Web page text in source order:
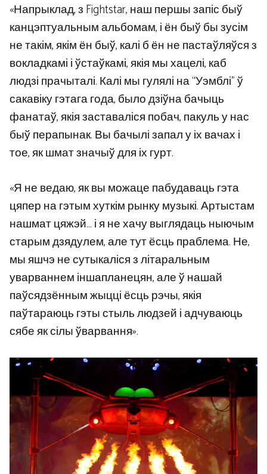
«Напрыклад, з Fightstar, наш першы запіс быў
канцэптуальным альбомам, і ён быў бы зусім
не такім, якім ён быў, калі б ён не пастаўляўся з
вокладкамі і ўстаўкамі, якія мы хацелі, каб
людзі прачыталі. Калі мы гулялі на “Уэмблі” ў
сакавіку гэтага года, было дзіўна бачыць
фанатаў, якія заставаліся побач, пакуль у нас
быў перапынак. Вы бачылі запал у іх вачах і
тое, як шмат значыў для іх гурт.
«Я не ведаю, як вы можаце пабудаваць гэта
цяпер на гэтым хуткім рынку музыкі. Артыстам
нашмат цяжэй… і я не хачу выглядаць ныючым
старым дзядулем, але тут ёсць праблема. Не,
мы яшчэ не сутыкаліся з літаральным
уварваннем іншапланецян, але ў нашай
паўсядзённым жыцці ёсць рэчы, якія
паўтараюць гэты стыль людзей і адчуваюць
сябе як сілы ўварвання».